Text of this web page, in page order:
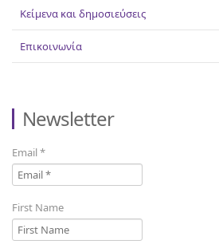
Κείμενα και δημοσιεύσεις
Επικοινωνία
Newsletter
Email*
First Name